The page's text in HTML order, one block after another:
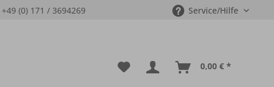
+49 (0) 171 / 3694269 Service/Hilfe
0,00 € *